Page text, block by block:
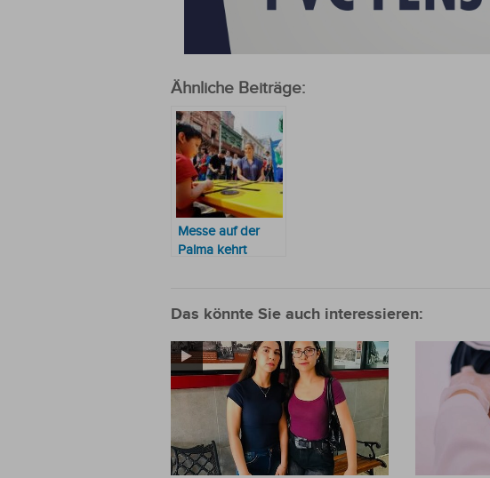
Ähnliche Beiträge:
Messe auf der
Palma kehrt
Das könnte Sie auch interessieren: